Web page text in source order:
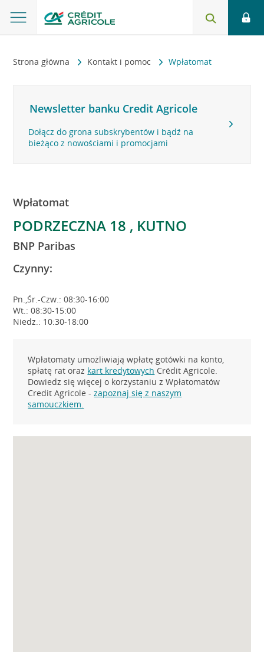
Strona główna Kontakt i pomoc Wpłatomat
Newsletter banku Credit Agricole
Dołącz do grona subskrybentów i bądź na
bieżąco z nowościami i promocjami
Wpłatomat
PODRZECZNA 18 , KUTNO
BNP Paribas
Czynny:
Pn.,Śr.-Czw.: 08:30-16:00
Wt.: 08:30-15:00
Niedz.: 10:30-18:00
Wpłatomaty umożliwiają wpłatę gotówki na konto,
spłatę rat oraz kart kredytowych Crédit Agricole.
Dowiedz się więcej o korzystaniu z Wpłatomatów
Credit Agricole -zapoznaj się z naszym
samouczkiem.